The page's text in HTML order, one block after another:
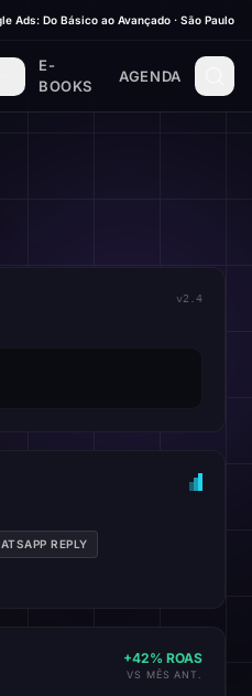
Ads: Do Básico ao Avançado · São Paulo
E-
BOOKS
AGENDA
v2.4
REPLY
+42% ROAS
VS MÊS ANT.